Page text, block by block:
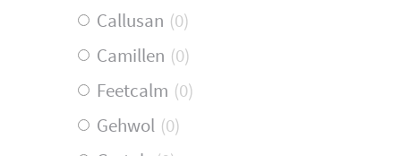
Callusan (0)
Camillen (0)
Feetcalm (0)
Gehwol (0)